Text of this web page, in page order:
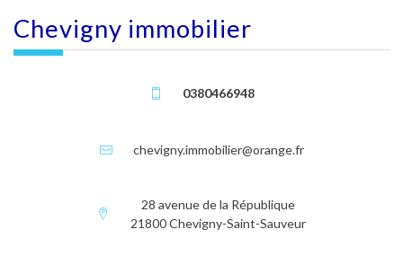
chevigny immobilier
0380466948
chevigny.immobilier@orange.fr
28 avenue de la République
21800 Chevigny-Saint-Sauveur